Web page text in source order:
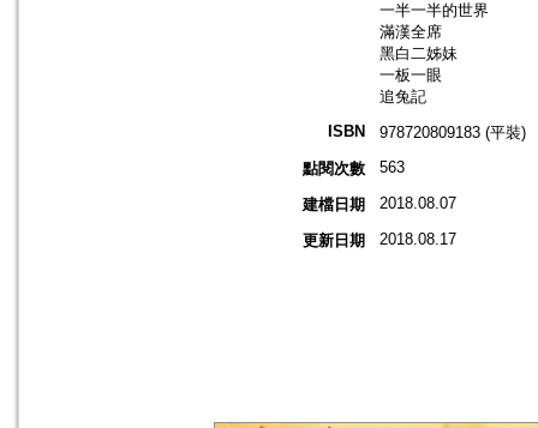
一半一半的世界
滿漢全席
黑白二姊妹
一板一眼
追兔記
ISBN
978720809183 (平裝)
點閱次數
563
建檔日期 2018.08.07
更新日期 2018.08.17